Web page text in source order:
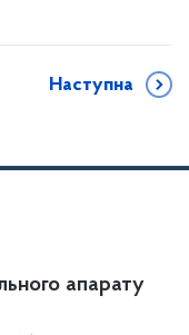
Наступна
апарату